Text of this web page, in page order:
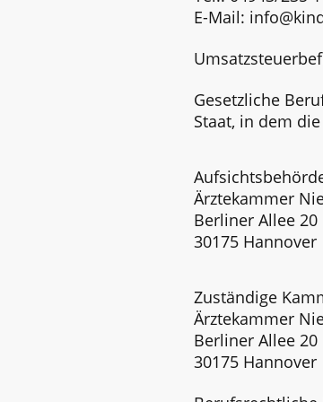
E-Mail:
Gesetzliche
Staat, in dem
Ärztekammer
Berliner Allee 20
30175 Hannover
Zuständige
Ärztekammer
Berliner Allee 20
30175 Hannover